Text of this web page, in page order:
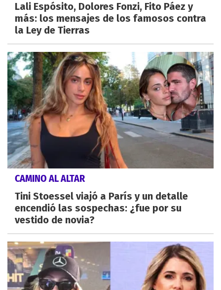
Lali Espósito, Dolores Fonzi, Fito Páez y
más: los mensajes de los famosos contra
la Ley de Tierras
CAMINO AL ALTAR
Tini Stoessel viajó a París y un detalle
encendió las sospechas: ¿fue por su
vestido de novia?